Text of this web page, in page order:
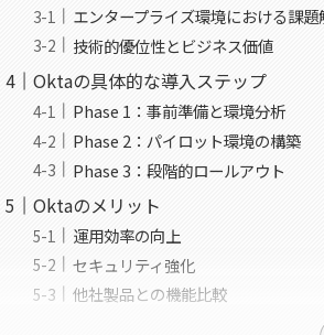
エンタープライズ環境における課題
技術的優位性とビジネス価値
Oktaの具体的な導入ステップ
Phase 1：事前準備と環境分析
Phase 2：パイロット環境の構築
Phase 3：段階的ロールアウト
Oktaのメリット
運用効率の向上
セキュリティ強化
他社製品との機能比較